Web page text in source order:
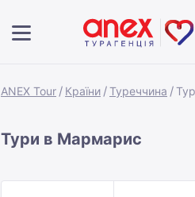
ANEX Tour Країни Туреччина
Тури в Мармарис